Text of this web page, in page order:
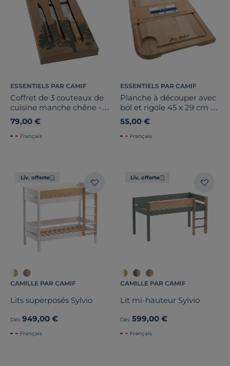
ESSENTIELS PAR CAMIF
Coffret de 3 couteaux de
cuisine manche chêne -
Jean Dubost
79,00 €
Français
ESSENTIELS PAR CAMIF
Planche à découper avec
bol et rigole 45 x 29 cm -
Jean Dubost
55,00 €
Français
Liv. offerte
CAMILLE PAR CAMIF
Lits superposés Sylvio
Dès 949,00 €
Français
Liv. offerte
CAMILLE PAR CAMIF
Lit mi-hauteur Sylvio
Dès 599,00 €
Français